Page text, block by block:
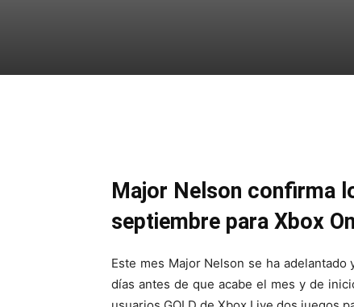
Major Nelson confirma
septiembre para Xbox
Este mes Major Nelson se ha
días antes de que acabe el mes y de